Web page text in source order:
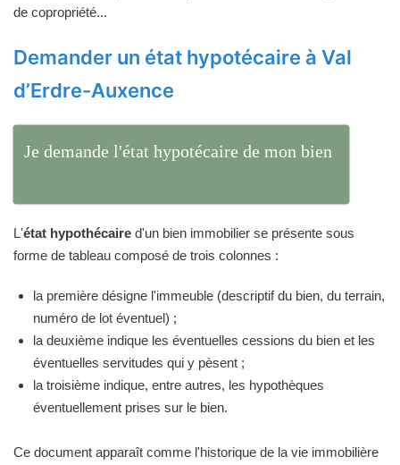
de copropriété...
Demander un état hypotécaire à Val
d’Erdre-Auxence
Je demande l'état hypotécaire de mon bien
L'état hypothécaire d'un bien immobilier se présente sous
forme de tableau composé de trois colonnes :
la première désigne l'immeuble (descriptif du bien, du terrain,
numéro de lot éventuel) ;
la deuxième indique les éventuelles cessions du bien et les
éventuelles servitudes qui y pèsent ;
la troisième indique, entre autres, les hypothèques
éventuellement prises sur le bien.
Ce document apparaît comme l'historique de la vie immobilière